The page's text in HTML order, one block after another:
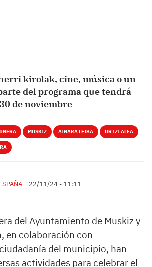
kirolak, cine, música o un
del programa que tendrá
de noviembre
MUSKIZ AINARA LEIBA URTZI ALEA
22/11/24 - 11:11
del Ayuntamiento de Muskiz y
en colaboración con
del municipio, han
actividades para celebrar el